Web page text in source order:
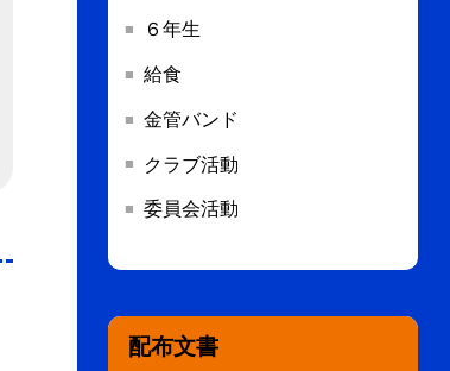
６年生
給食
金管バンド
クラブ活動
委員会活動
配布文書